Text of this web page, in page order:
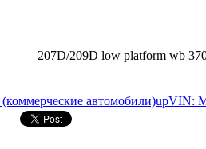
207D/209D low platform wb
автомобили)upVIN: